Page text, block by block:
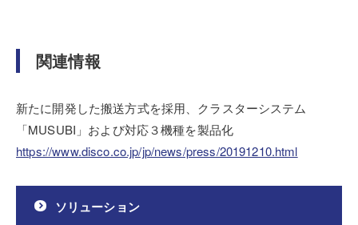
関連情報
新たに開発した搬送方式を採用、クラスターシステム
「MUSUBI」および対応３機種を製品化
https://www.disco.co.jp/jp/news/press/20191210.html
ソリューション